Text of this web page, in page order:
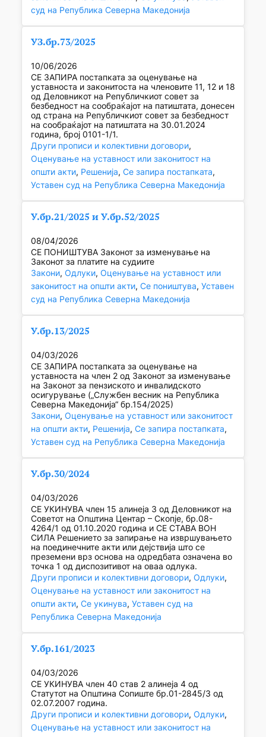
суд на Република Северна Македонија
УЗ.бр.73/2025
10/06/2026
СЕ ЗАПИРА постапката за оценување на
уставноста и законитоста на членовите 11, 12 и 18
од Деловникот на Републичкиот совет за
безбедност на сообраќајот на патиштата, донесен
од страна на Републичкиот совет за безбедност
на сообраќајот на патиштата на 30.01.2024
година, број 0101-1/1.
Други прописи и колективни договори
Оценување на уставност или законитост на
општи акти, Решенија, Се запира постапката
Уставен суд на Република Северна Македонија
У.бр.21/2025 и У.бр.52/2025
08/04/2026
СЕ ПОНИШТУВА Законот за изменување на
Законот за платите на судиите
Закони, Одлуки, Оценување на уставност или
законитост на општи акти, Се поништува, Уставен
суд на Република Северна Македонија
У.бр.13/2025
04/03/2026
СЕ ЗАПИРА постапката за оценување на
уставноста на член 2 oд Законот за изменување
на Законот за пензиското и инвалидското
осигурување („Службен весник на Република
Северна Македонија“ бр.154/2025)
Закони, Оценување на уставност или законитост
на општи акти, Решенија, Се запира постапката
Уставен суд на Република Северна Македонија
У.бр.30/2024
04/03/2026
СЕ УКИНУВА член 15 алинеја 3 од Деловникот на
Советот на Општина Центар – Скопје, бр.08-
4264/1 од 01.10.2020 година и СЕ СТАВА ВОН
СИЛА Решението за запирање на извршувањето
на поединечните акти или дејствија што се
преземени врз основа на одредбата означена во
точка 1 од диспозитивот на оваа одлука.
Други прописи и колективни договори, Одлуки
Оценување на уставност или законитост на
општи акти, Се укинува, Уставен суд на
Република Северна Македонија
У.бр.161/2023
04/03/2026
СЕ УКИНУВА член 40 став 2 алинеја 4 од
Статутот на Општина Сопиште бр.01-2845/3 од
02.07.2007 година.
Други прописи и колективни договори, Одлуки
Оценување на уставност или законитост на